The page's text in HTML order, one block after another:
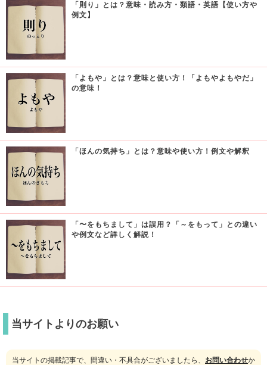
「則り」とは？意味・読み方・類語・英語【使い方や
例文】
「よもや」とは？意味と使い方！「よもやよもやだ」
の意味！
「ほんの気持ち」とは？意味や使い方！例文や解釈
「〜をもちまして」は誤用？「～をもって」との違い
や例文など詳しく解説！
当サイトよりのお願い
当サイトの掲載記事で、間違い・不具合がございましたら、 お問い合わせか